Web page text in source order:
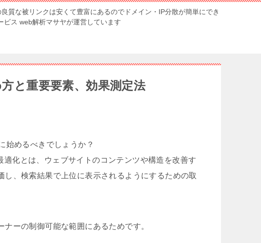
質な被リンクは安くて豊富にあるのでドメイン・IP分散が簡単にでき
ビス web解析マサヤが運営しています
と重要要素、効果測定法
始めるべきでしょうか？
化とは、ウェブサイトのコンテンツや構造を改善す
、検索結果で上位に表示されるようにするための取
ーの制御可能な範囲にあるためです。